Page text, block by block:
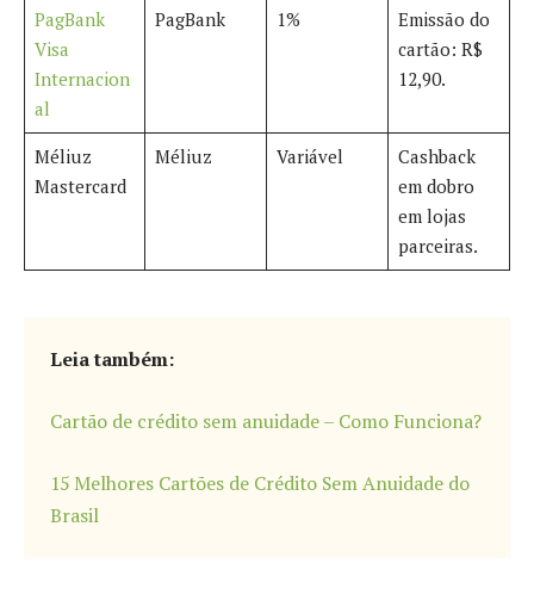
PagBank
Visa
Internacion
al
PagBank 1%
Emissão do
cartão: R$
12,90.
Méliuz
Mastercard
Méliuz Variável
Cashback
em dobro
em lojas
parceiras.
Leia também:
Cartão de crédito sem anuidade – Como Funciona?
15 Melhores Cartões de Crédito Sem Anuidade do
Brasil